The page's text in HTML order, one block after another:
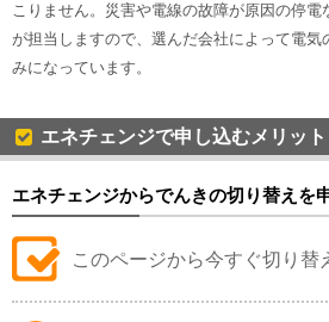
こりません。災害や電線の故障が原因の停電
が担当しますので、選んだ会社によって電気
みになっています。
エネチェンジで申し込むメリット
エネチェンジからでんきの切り替えを
このページから今すぐ切り替